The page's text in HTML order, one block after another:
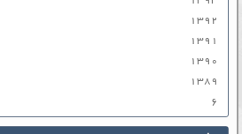
۱۳۹۲
۱۳۹۱
۱۳۹۰
۱۳۸۹
۶